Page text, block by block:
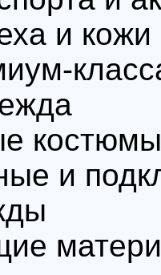
и кожи
костюмы
и